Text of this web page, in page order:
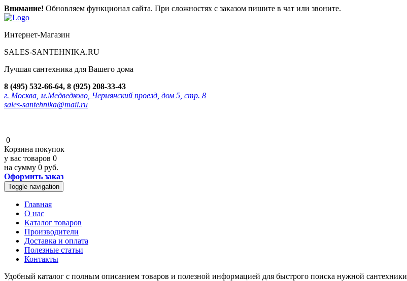
Внимание! Обновляем функционал сайта. При сложностях с заказом пишите в чат или звоните.
Интернет-Магазин
SALES-SANTEHNIKA.RU
Лучшая сантехника для Вашего дома
8 (495) 532-66-64, 8 (925) 208-33-43
г. Москва, м.Медведково, Чермянский проезд, дом 5, стр. 8
sales-santehnika@mail.ru
0
Корзина покупок
у вас товаров 0
на сумму 0 руб.
Оформить заказ
Toggle navigation
Главная
О нас
Каталог товаров
Производители
Доставка и оплата
Полезные статьи
Контакты
Удобный каталог с полным описанием товаров и полезной информацией для быстрого поиска нужной сантехники